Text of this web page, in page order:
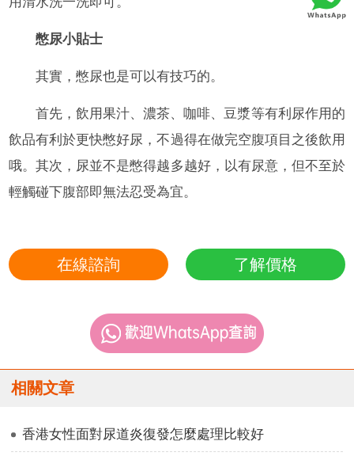
憋尿小貼士
其實，憋尿也是可以有技巧的。
首先，飲用果汁、濃茶、咖啡、豆漿等有利尿作用的
飲品有利於更快憋好尿，不過得在做完空腹項目之後飲用
哦。其次，尿並不是憋得越多越好，以有尿意，但不至於
輕觸碰下腹部即無法忍受為宜。
在線諮詢 了解價格
相關文章
香港女性面對尿道炎復發怎麼處理比較好